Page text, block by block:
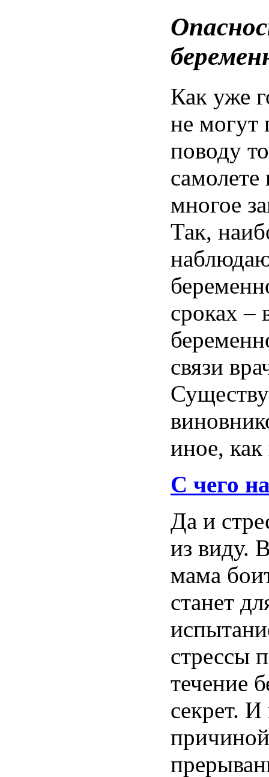
Как уже
не могут
поводу
самолете
многое
Так,
сроках –
связи
иное, как
C чего
Да и
из виду.
мама
станет
стрессы
течение
секрет. И
причиной